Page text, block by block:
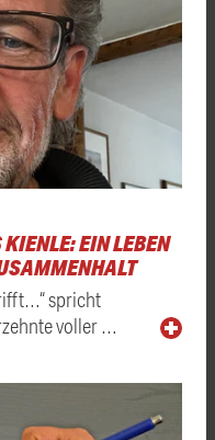
EIN LEBEN
spricht
voller …